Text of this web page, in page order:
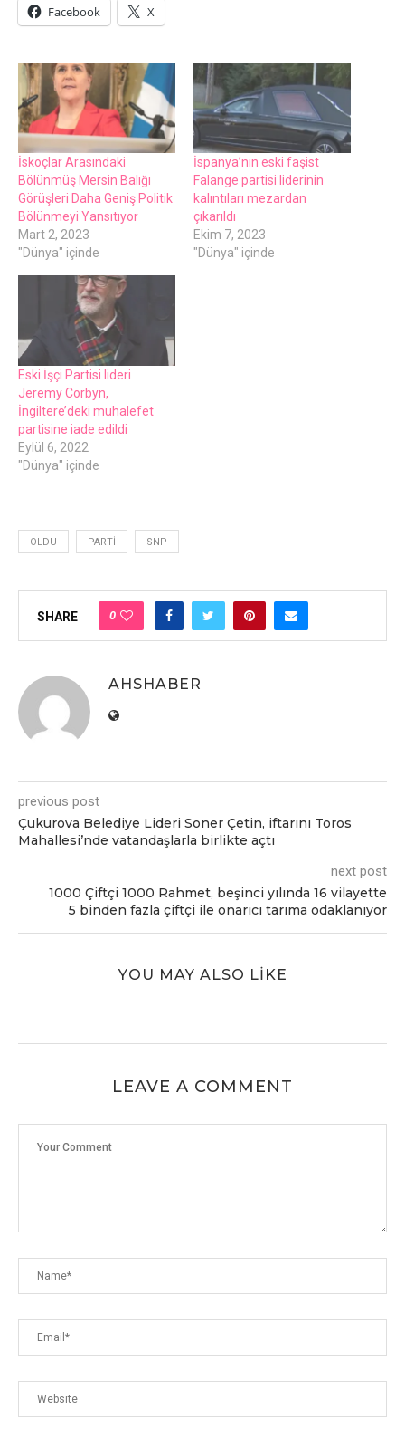
Facebook X
İskoçlar Arasındaki
Bölünmüş Mersin Balığı
Görüşleri Daha Geniş Politik
Bölünmeyi Yansıtıyor
Mart 2, 2023
"Dünya" içinde
İspanya’nın eski faşist
Falange partisi liderinin
kalıntıları mezardan
çıkarıldı
Ekim 7, 2023
"Dünya" içinde
Eski İşçi Partisi lideri
Jeremy Corbyn,
İngiltere’deki muhalefet
partisine iade edildi
Eylül 6, 2022
"Dünya" içinde
OLDU PARTI SNP
SHARE 0
AHSHABER
previous post
Çukurova Belediye Lideri Soner Çetin, iftarını Toros
Mahallesi’nde vatandaşlarla birlikte açtı
next post
1000 Çiftçi 1000 Rahmet, beşinci yılında 16 vilayette
5 binden fazla çiftçi ile onarıcı tarıma odaklanıyor
YOU MAY ALSO LIKE
LEAVE A COMMENT